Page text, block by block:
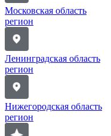
Московская область
регион
Ленинградская область
регион
Нижегородская область
регион